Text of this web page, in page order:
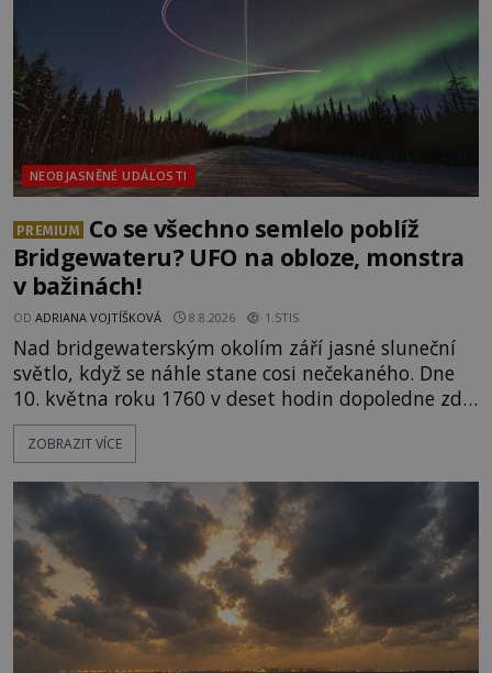
NEOBJASNĚNÉ UDÁLOSTI
PREMIUM
Co se všechno semlelo poblíž
Bridgewateru? UFO na obloze, monstra
v bažinách!
OD ADRIANA VOJTÍŠKOVÁ 8.8.2026 1.5TIS
Nad bridgewaterským okolím září jasné sluneční
světlo, když se náhle stane cosi nečekaného. Dne
10. května roku 1760 v deset hodin dopoledne zde
dojde k vůbec prvnímu historicky doloženému
přeletu UFO. Podle záznamů vyzařuje takové
jen o nějaký optický klam, nebo se zde skutečně
právě vznáší mimozemská loď
ZOBRAZIT VÍCE